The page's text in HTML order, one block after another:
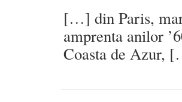
[…] din Paris,
amprenta anilor
Coasta de Azur,